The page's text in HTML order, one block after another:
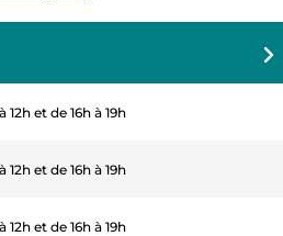
et de 16h à 19h
et de 16h à 19h
et de 16h à 19h
et de 16h à 19h
et de 16h à 19h
et de 16h à 19h